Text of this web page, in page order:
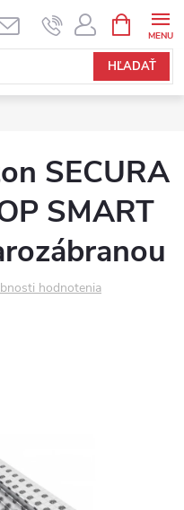
HĽADAŤ
SECURA
SMART
hodnotenia